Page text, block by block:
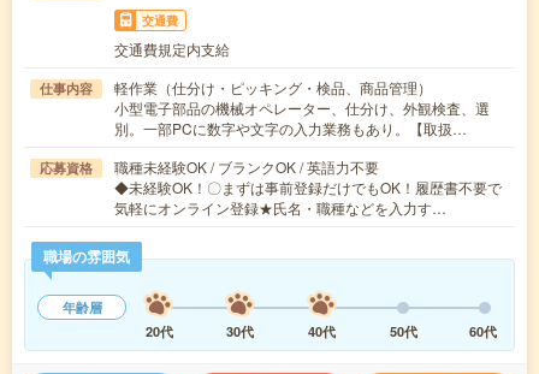
交通費
交通費規定内支給
仕事内容
軽作業（仕分け・ピッキング・検品、商品管理）
小型電子部品の機械オペレーター、仕分け、外観検査、選
別。一部PCに数字や文字の入力業務もあり。【取扱…
応募資格
職種未経験OK / ブランクOK / 英語力不要
◆未経験OK！〇まずは事前登録だけでもOK！履歴書不要で
気軽にオンライン登録★氏名・職種などを入力す…
職場の雰囲気
年齢層
20代
30代 40代 50代 60代